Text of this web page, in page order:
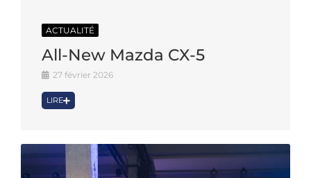
ACTUALITÉ
All-New Mazda CX-5
27 février 2026
LIRE